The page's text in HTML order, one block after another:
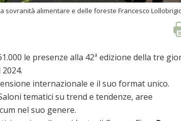
sovranità alimentare e delle foreste Francesco
le presenze alla 42ª edizione della tre
internazionale e il suo format unico.
tematici su trend e tendenze, aree
nel suo genere.